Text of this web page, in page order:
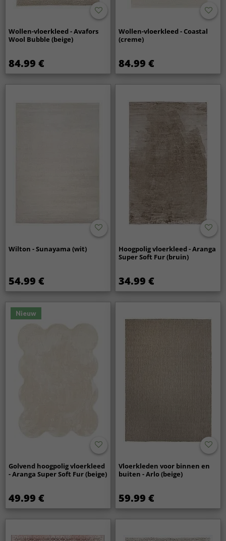
Wollen-vloerkleed - Avafors
Wool Bubble (beige)
84.99 €
Wollen-vloerkleed - Coastal
(creme)
84.99 €
Wilton - Sunayama (wit)
54.99 €
Hoogpolig vloerkleed - Aranga
Super Soft Fur (bruin)
34.99 €
Nieuw
Golvend hoogpolig vloerkleed
- Aranga Super Soft Fur (beige)
49.99 €
Vloerkleden voor binnen en
buiten - Arlo (beige)
59.99 €